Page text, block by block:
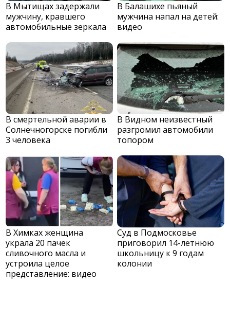
В Мытищах задержали
мужчину, кравшего
автомобильные зеркала
В Балашихе пьяный
мужчина напал на детей:
видео
В смертельной аварии в
Солнечногорске погибли
3 человека
В Видном неизвестный
разгромил автомобили
топором
В Химках женщина
украла 20 пачек
сливочного масла и
устроила целое
представление: видео
Суд в Подмосковье
приговорил 14-летнюю
школьницу к 9 годам
колонии